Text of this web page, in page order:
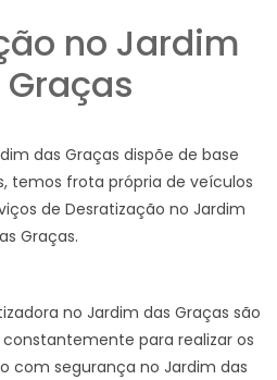
no Jardim
das Graças dispõe de base
temos frota própria de veículos
de Desratização no Jardim
Graças.
no Jardim das Graças são
para realizar os
com segurança no Jardim das